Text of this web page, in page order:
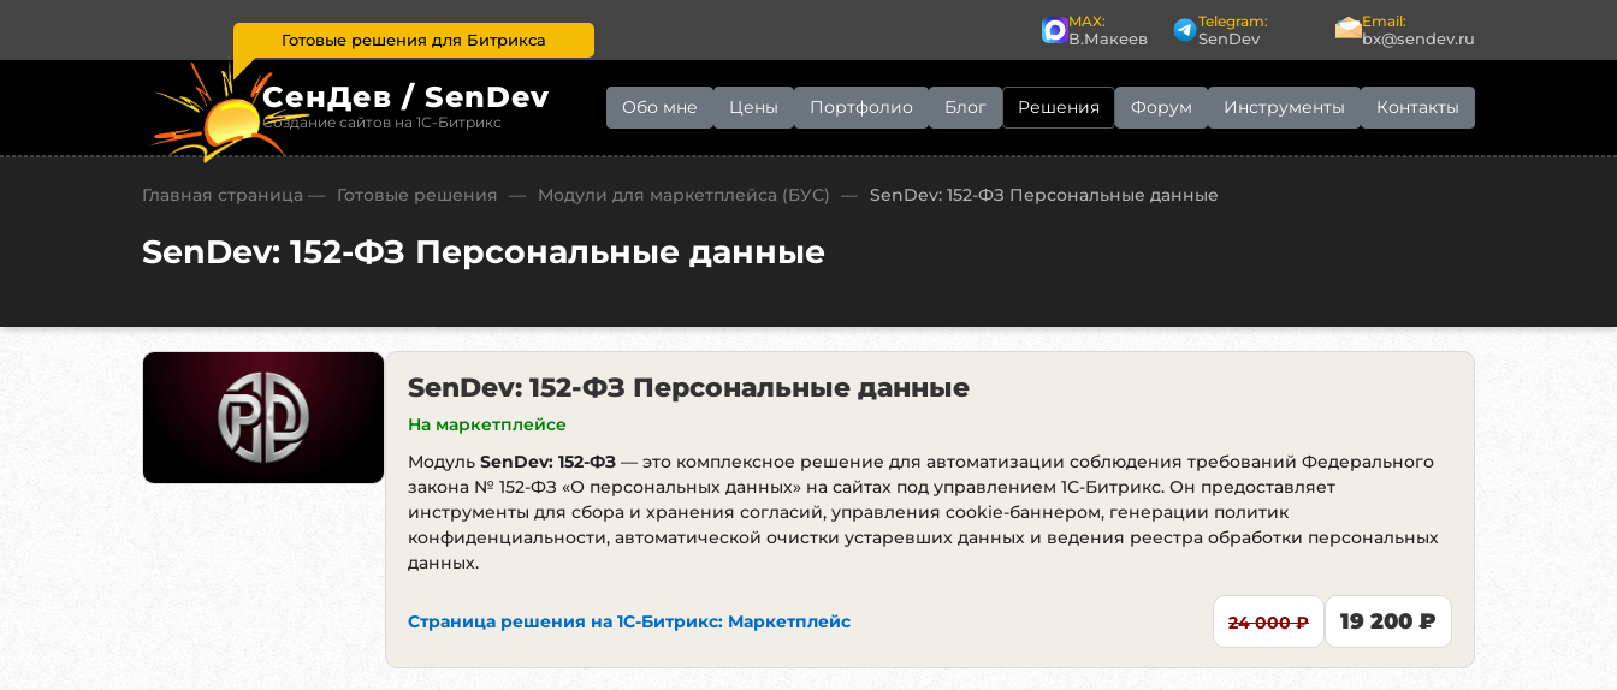
Готовые решения для Битрикса
MAX:
В.Макеев
Telegram:
SenDev
Email:
bx@sendev.ru
СенДев / SenDev
Создание сайтов на 1С-Битрикс
Обо мне Цены Портфолио Блог Решения Форум Инструменты Контакты
Главная страница — Готовые решения — Модули для маркетплейса (БУС) — SenDev: 152-ФЗ Персональные данные
SenDev: 152-ФЗ Персональные данные
SenDev: 152-ФЗ Персональные данные
На маркетплейсе
Модуль SenDev: 152-ФЗ — это комплексное решение для автоматизации соблюдения требований Федерального
закона № 152-ФЗ «О персональных данных» на сайтах под управлением 1С-Битрикс. Он предоставляет
инструменты для сбора и хранения согласий, управления cookie-баннером, генерации политик
конфиденциальности, автоматической очистки устаревших данных и ведения реестра обработки персональных
данных.
Страница решения на 1С-Битрикс: Маркетплейс 24 000 ₽ 19 200 ₽